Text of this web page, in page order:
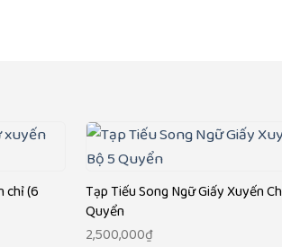
chỉ (6
Tạp Tiếu Song Ngữ Giấy Xuyến
Quyển
2,500,000₫